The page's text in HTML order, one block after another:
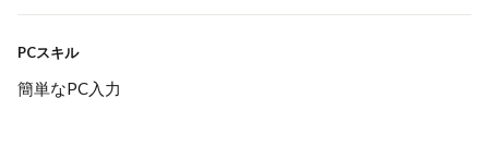
PCスキル
簡単なPC入力